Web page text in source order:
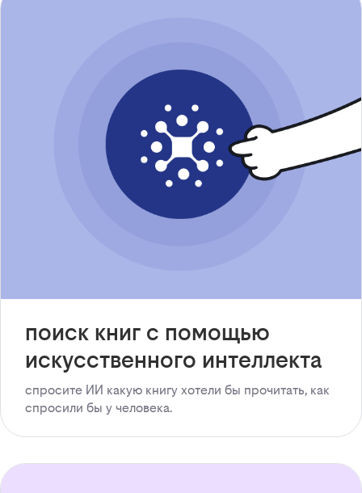
поиск книг с помощью
искусственного интеллекта
спросите ИИ какую книгу хотели бы прочитать, как
спросили бы у человека.